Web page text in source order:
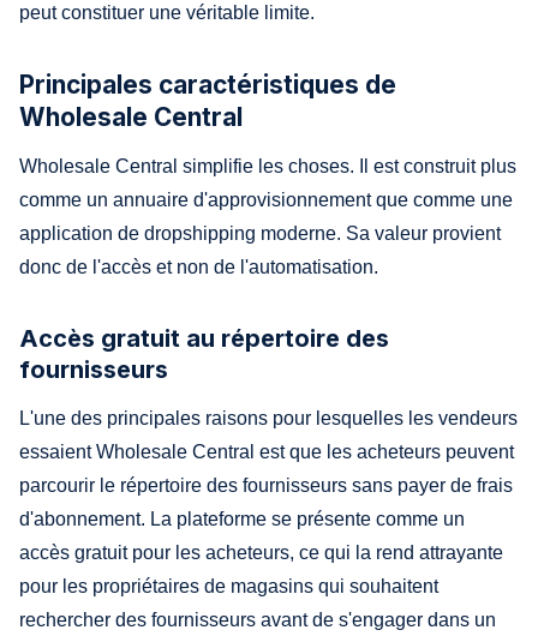
peut constituer une véritable limite.
Principales caractéristiques de
Wholesale Central
Wholesale Central simplifie les choses. Il est construit plus
comme un annuaire d'approvisionnement que comme une
application de dropshipping moderne. Sa valeur provient
donc de l'accès et non de l'automatisation.
Accès gratuit au répertoire des
fournisseurs
L'une des principales raisons pour lesquelles les vendeurs
essaient Wholesale Central est que les acheteurs peuvent
parcourir le répertoire des fournisseurs sans payer de frais
d'abonnement. La plateforme se présente comme un
accès gratuit pour les acheteurs, ce qui la rend attrayante
pour les propriétaires de magasins qui souhaitent
rechercher des fournisseurs avant de s'engager dans un